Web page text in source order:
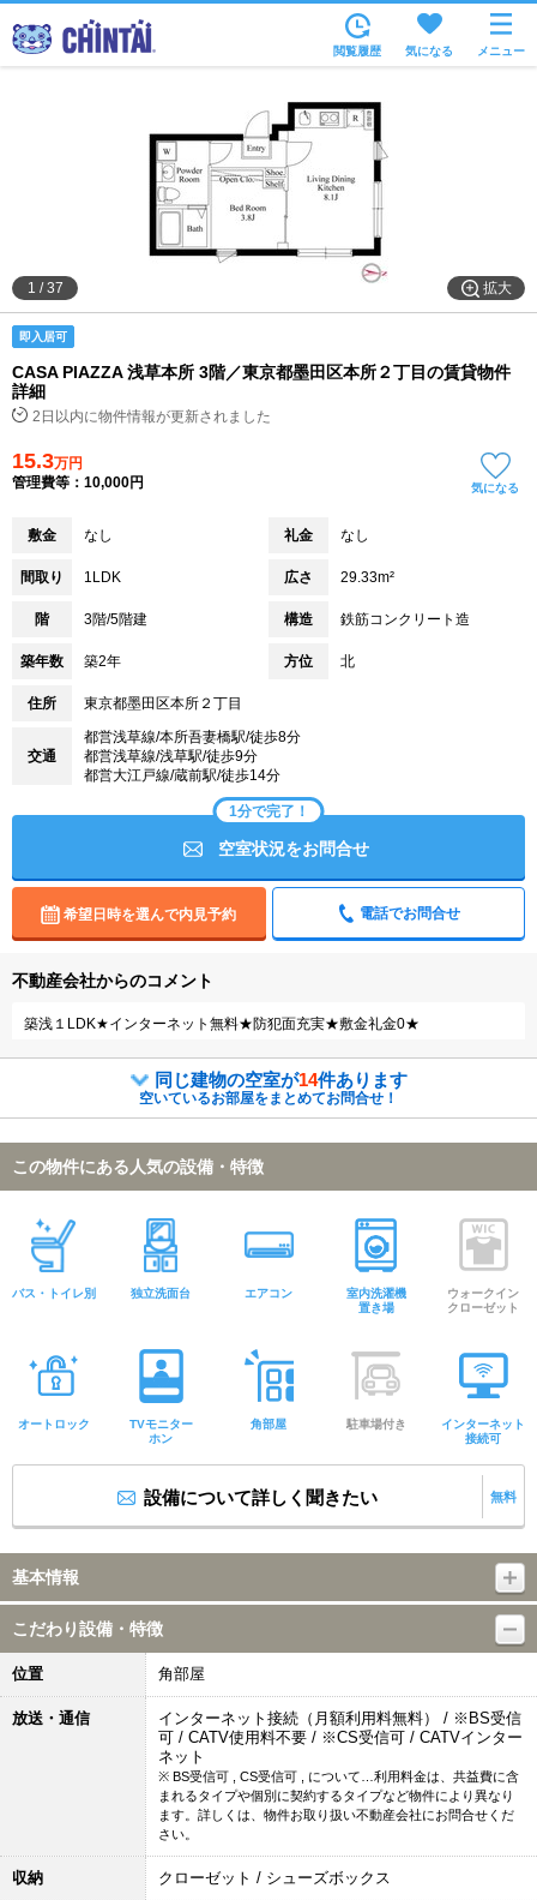
住所から
家賃相場から
通勤通学時間から
物件特集から
閲覧履歴 気になる メニュー
拡大
1 /37
即入居可
CASA PIAZZA 浅草本所 3階／東京都墨田区本所２丁目の賃貸物件
詳細
2日以内に物件情報が更新されました
15.3万円
管理費等：10,000円
気になる
敷金 なし 礼金 なし
間取り 1LDK 広さ 29.33m²
階 3階/5階建 構造 鉄筋コンクリート造
築年数 築2年 方位 北
住所 東京都墨田区本所２丁目
交通
都営浅草線/本所吾妻橋駅/徒歩8分
都営浅草線/浅草駅/徒歩9分
都営大江戸線/蔵前駅/徒歩14分
1分で完了！
空室状況をお問合せ
希望日時を選んで内見予約 電話でお問合せ
不動産会社からのコメント
築浅１LDK★インターネット無料★防犯面充実★敷金礼金0★
同じ建物の空室が14件あります
空いているお部屋をまとめてお問合せ！
この物件にある人気の設備・特徴
バス・トイレ別 独立洗面台 エアコン
室内洗濯機
置き場
ウォークイン
クローゼット
オートロック
TVモニター
ホン
角部屋 駐車場付き
インターネット
接続可
設備について詳しく聞きたい 無料
基本情報
こだわり設備・特徴
位置 角部屋
放送・通信
インターネット接続（月額利用料無料） / ※BS受信
可 / CATV使用料不要 / ※CS受信可 / CATVインター
ネット
※ BS受信可 , CS受信可 , について…利用料金は、共益費に含
まれるタイプや個別に契約するタイプなど物件により異なり
ます。詳しくは、物件お取り扱い不動産会社にお問合せくだ
さい。
収納 クローゼット / シューズボックス